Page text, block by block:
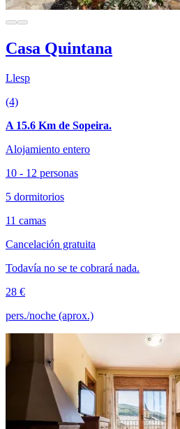
Casa Quintana
Llesp
(4)
A 15.6 Km de Sopeira.
Alojamiento entero
10 - 12 personas
5 dormitorios
11 camas
Cancelación gratuita
Todavía no se te cobrará nada.
28 €
pers./noche (aprox.)